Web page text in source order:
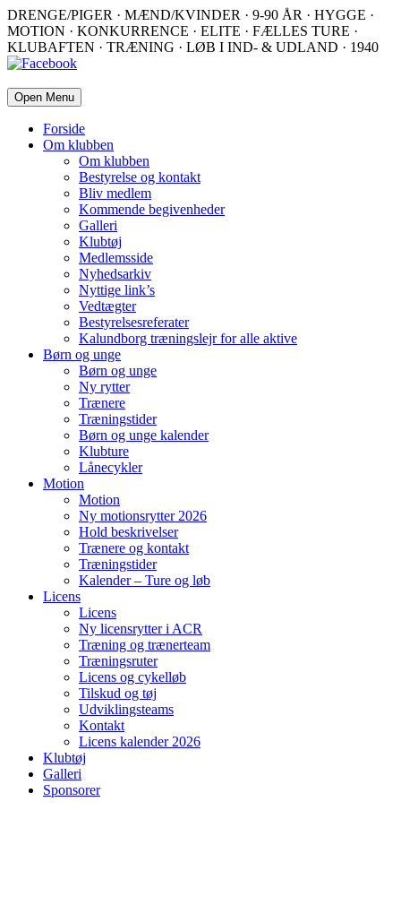
DRENGE/PIGER · MÆND/KVINDER · 9-90 ÅR · HYGGE ·
MOTION · KONKURRENCE · ELITE · FÆLLES TURE ·
KLUBAFTEN · TRÆNING · LØB I IND- & UDLAND · 1940
Open Menu
Forside
Om klubben
Om klubben
Bestyrelse og kontakt
Bliv medlem
Kommende begivenheder
Galleri
Klubtøj
Medlemsside
Nyhedsarkiv
Nyttige link’s
Vedtægter
Bestyrelsesreferater
Kalundborg træningslejr for alle aktive
Børn og unge
Børn og unge
Ny rytter
Trænere
Træningstider
Børn og unge kalender
Klubture
Lånecykler
Motion
Motion
Ny motionsrytter 2026
Hold beskrivelser
Trænere og kontakt
Træningstider
Kalender – Ture og løb
Licens
Licens
Ny licensrytter i ACR
Træning og trænerteam
Træningsruter
Licens og cykelløb
Tilskud og tøj
Udviklingsteams
Kontakt
Licens kalender 2026
Klubtøj
Galleri
Sponsorer